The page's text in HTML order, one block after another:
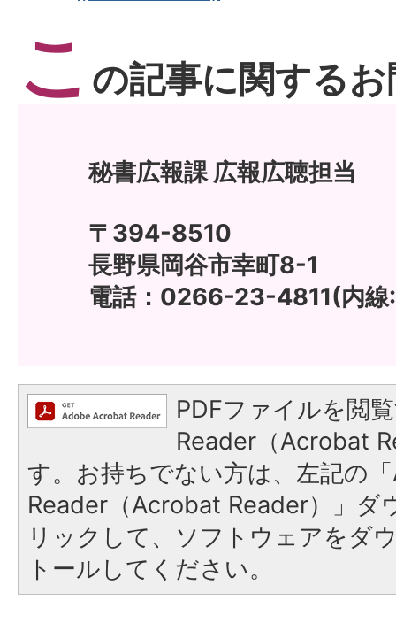
こ の記事に関する
秘書広報課 広報広聴担当
〒394-8510
長野県岡谷市幸町8-1
電話：0266-23-4811(内
PDFファイルを閲
Reader（Acrobat
す。お持ちでない方は、左記の
Reader（Acrobat Reader）」ダ
リックして、ソフトウェアをダ
トールしてください。